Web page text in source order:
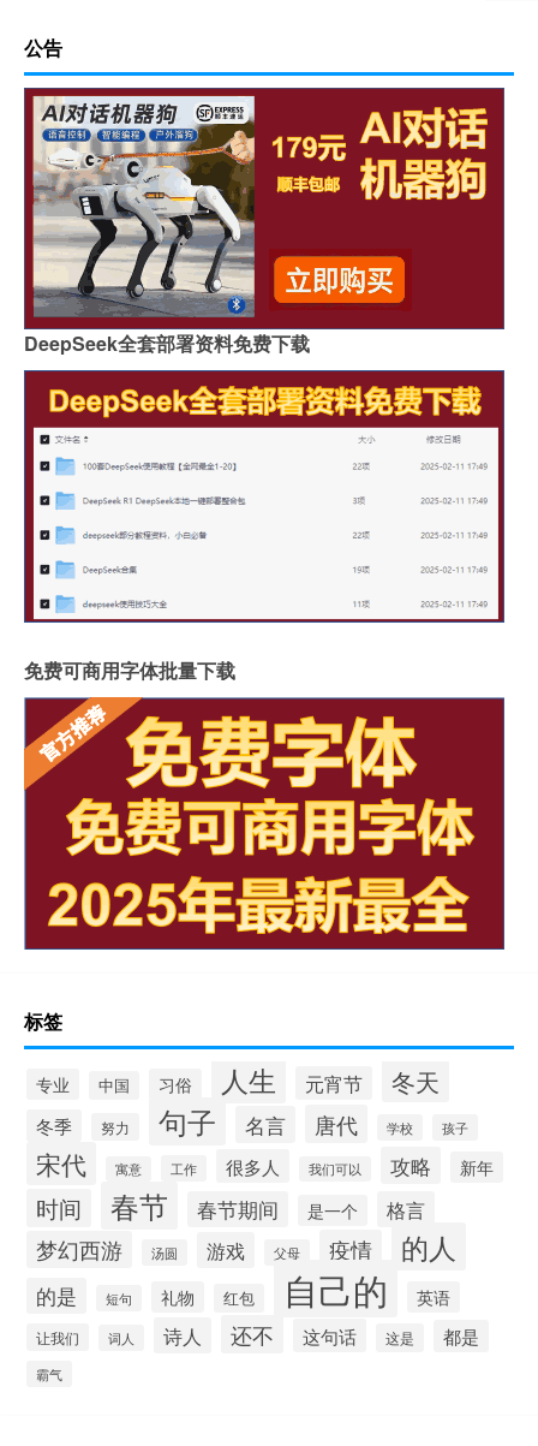
公告
DeepSeek全套部署资料免费下载
免费可商用字体批量下载
标签
专业 中国 习俗 人生 元宵节 冬天
冬季 努力 句子 名言 唐代 学校 孩子
宋代 寓意 工作 很多人 我们可以 攻略 新年
时间 春节 春节期间 是一个 格言
梦幻西游 汤圆 游戏 父母 疫情 的人
的是 短句 礼物 红包 自己的 英语
让我们 词人 诗人 还不 这句话 这是 都是
霸气